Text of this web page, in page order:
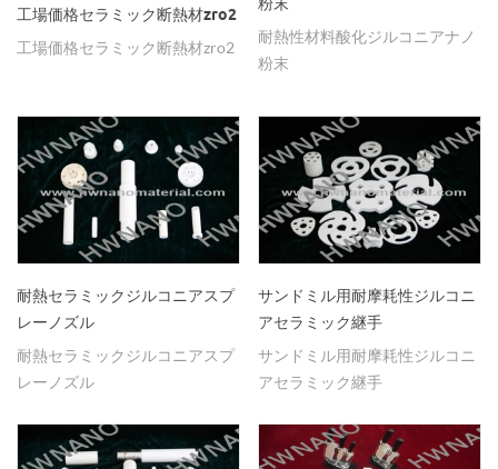
工場価格セラミック断熱材zro2
工場価格セラミック断熱材zro2
耐熱性材料酸化ジルコニアナノ
粉末
耐熱セラミックジルコニアスプ
レーノズル
耐熱セラミックジルコニアスプ
レーノズル
サンドミル用耐摩耗性ジルコニ
アセラミック継手
サンドミル用耐摩耗性ジルコニ
アセラミック継手